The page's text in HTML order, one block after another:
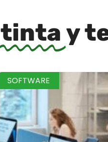
tinta y
SOFTWARE